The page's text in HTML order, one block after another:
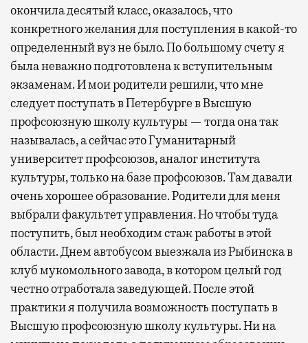
окончила десятый класс, оказалось, что
конкретного желания для поступления в какой-то
определенный вуз не было. По большому счету я
была неважно подготовлена к вступительным
экзаменам. И мои родители решили, что мне
следует поступать в Петербурге в Высшую
профсоюзную школу культуры — тогда она так
называлась, а сейчас это Гуманитарный
университет профсоюзов, аналог института
культуры, только на базе профсоюзов. Там давали
очень хорошее образование. Родители для меня
выбрали факультет управления. Но чтобы туда
поступить, был необходим стаж работы в этой
области. Днем автобусом выезжала из Рыбинска в
клуб мукомольного завода, в котором целый год
честно отработала заведующей. После этой
практики я получила возможность поступать в
Высшую профсоюзную школу культуры. Ни на